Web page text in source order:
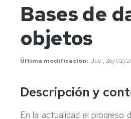
Bases de
objetos
Última modificación Jue , 26/02/
Descripción y
En la actualidad el progreso